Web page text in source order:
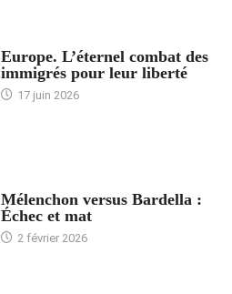
Europe. L’éternel combat des
immigrés pour leur liberté
17 juin 2026
Mélenchon versus Bardella :
Échec et mat
2 février 2026